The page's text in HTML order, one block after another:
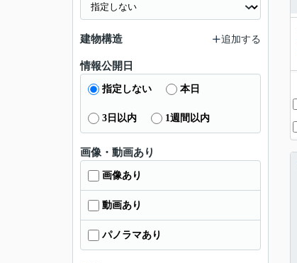
建物構造 追加する
情報公開日
指定しない 本日
3日以内 1週間以内
画像・動画あり
画像あり
動画あり
パノラマあり